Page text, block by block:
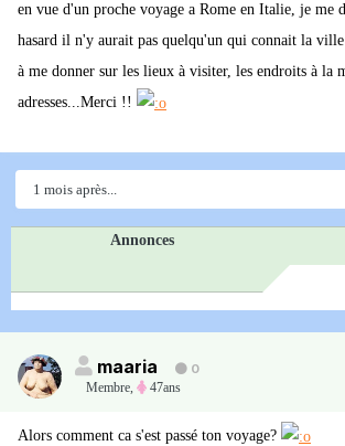
en vue d'un proche voyage a Rome en Italie, je me
hasard il n'y aurait pas quelqu'un qui connait la
à me donner sur les lieux à visiter, les endroits à la
adresses...Merci !!
1 mois après...
Annonces
maaria
0
Membre, 47ans
Alors comment ca s'est passé ton voyage?